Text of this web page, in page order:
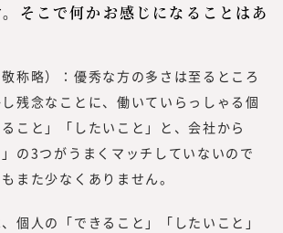
そこで何かお感じになることはあ
称略）：優秀な方の多さは至るところ
残念なことに、働いていらっしゃる個
こと」「したいこと」と、会社から
」の3つがうまくマッチしていないので
また少なくありません。
個人の「できること」「したいこと」